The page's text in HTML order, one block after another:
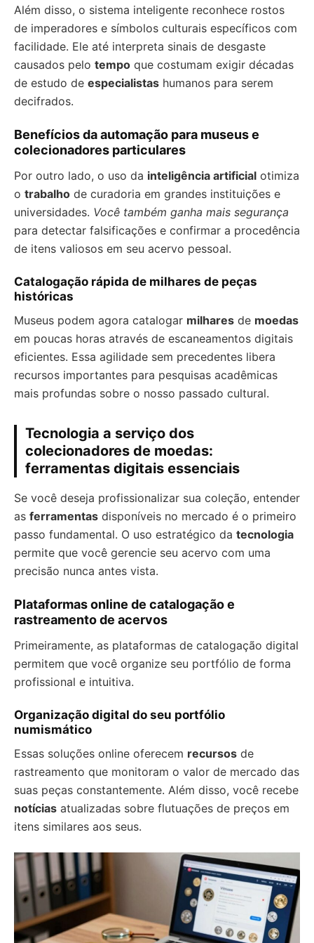
Além disso, o sistema inteligente reconhece rostos
de imperadores e símbolos culturais específicos com
facilidade. Ele até interpreta sinais de desgaste
causados pelo tempo que costumam exigir décadas
de estudo de especialistas humanos para serem
decifrados.
Benefícios da automação para museus e
colecionadores particulares
Por outro lado, o uso da inteligência artificial otimiza
o trabalho de curadoria em grandes instituições e
universidades. Você também ganha mais segurança
para detectar falsificações e confirmar a procedência
de itens valiosos em seu acervo pessoal.
Catalogação rápida de milhares de peças
históricas
Museus podem agora catalogar milhares de moedas
em poucas horas através de escaneamentos digitais
eficientes. Essa agilidade sem precedentes libera
recursos importantes para pesquisas acadêmicas
mais profundas sobre o nosso passado cultural.
Tecnologia a serviço dos
colecionadores de moedas:
ferramentas digitais essenciais
Se você deseja profissionalizar sua coleção, entender
as ferramentas disponíveis no mercado é o primeiro
passo fundamental. O uso estratégico da tecnologia
permite que você gerencie seu acervo com uma
precisão nunca antes vista.
Plataformas online de catalogação e
rastreamento de acervos
Primeiramente, as plataformas de catalogação digital
permitem que você organize seu portfólio de forma
profissional e intuitiva.
Organização digital do seu portfólio
numismático
Essas soluções online oferecem recursos de
rastreamento que monitoram o valor de mercado das
suas peças constantemente. Além disso, você recebe
notícias atualizadas sobre flutuações de preços em
itens similares aos seus.